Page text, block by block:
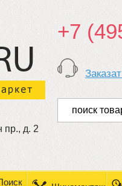
пр., д. 2
+7